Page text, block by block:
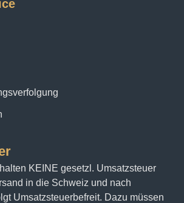
KEINE gesetzl. Umsatzsteuer
in die Schweiz und nach
Umsatzsteuerbefreit. Dazu müssen